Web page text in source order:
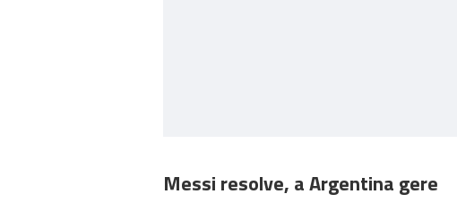
Messi resolve, a Argentina gere